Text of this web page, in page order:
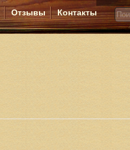
Отзывы Контакты
Искать